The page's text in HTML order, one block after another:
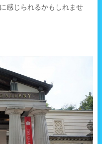
感じられるかもしれませ